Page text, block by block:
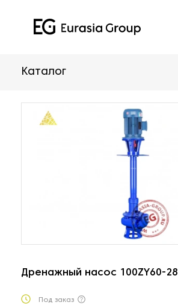
Каталог
Дренажный насос 100ZY60-28
Под заказ